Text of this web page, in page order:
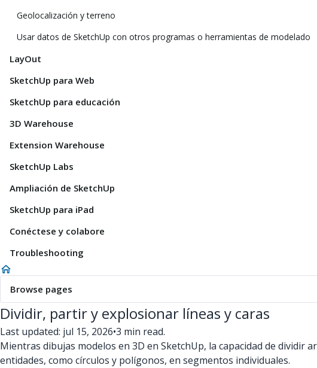
Geolocalización y terreno
Usar datos de SketchUp con otros programas o herramientas de modelado
LayOut
SketchUp para Web
SketchUp para educación
3D Warehouse
Extension Warehouse
SketchUp Labs
Ampliación de SketchUp
SketchUp para iPad
Conéctese y colabore
Troubleshooting
Browse pages
Dividir, partir y explosionar líneas y caras
Last updated: jul 15, 2026•3 min read.
Mientras dibujas modelos en 3D en SketchUp, la capacidad de
entidades, como círculos y polígonos, en segmentos individuales.